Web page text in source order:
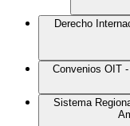
Derecho
Convenios OIT
Sistema